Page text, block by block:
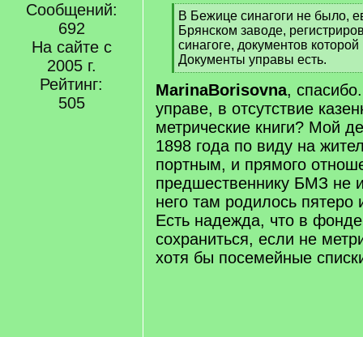
Сообщений:
692
На сайте с
2005 г.
Рейтинг:
505
[
q
]
В Бежице синагоги не было,
Брянском заводе,
синагоге, документов которой
Документы управы есть.
[
/
q
]
MarinaBorisovna,
управе, в отсутствие
метрические книги? Мой
1898 года по виду на
портным, и прямого
предшественнику БМЗ не
него там родилось пятеро
Есть надежда, что в
сохраниться, если не
хотя бы посемейные